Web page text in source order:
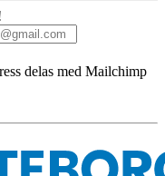
delas med Mailchimp